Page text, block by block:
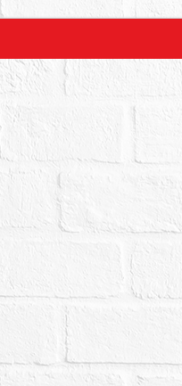
中等語。以上等情
件拍賣建物與4樓間
物所有權人自行協
不得以之為由，請
開不動產3宗合併拍
賣最低價額合計新
證金新台幣：
件不動產有設定抵押
院已盡量將調查所得
然死亡或其他足以
經本院以現場調查
資源有限，縱經本